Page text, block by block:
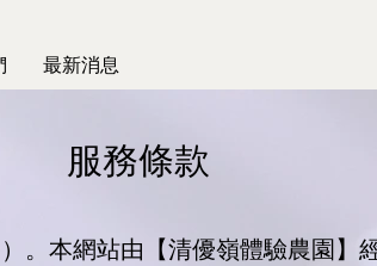
最新消息
服務條款
。本網站由【清優嶺體驗農園】